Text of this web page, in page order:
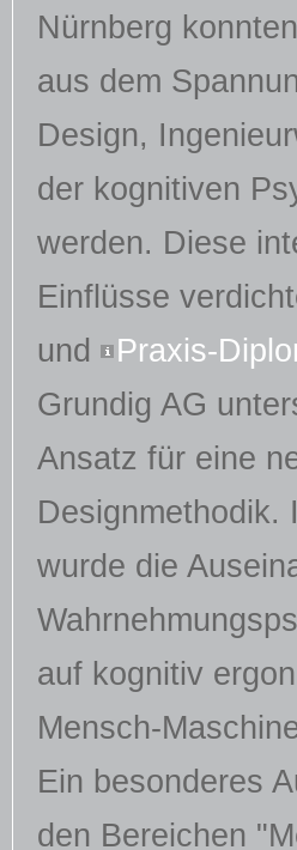
Nürnberg
aus dem
Design,
der kognitiven
werden. Diese
Einflüsse
und
Praxis-
Grundig AG
Ansatz für eine
Designmethodik.
wurde die
auf kognitiv
Mensch-
Ein besonderes
den Bereichen